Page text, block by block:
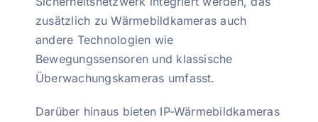
zusätzlich zu Wärmebildkameras auch
andere Technologien wie
Bewegungssensoren und klassische
Überwachungskameras umfasst.
Darüber hinaus bieten IP-Wärmebildkameras